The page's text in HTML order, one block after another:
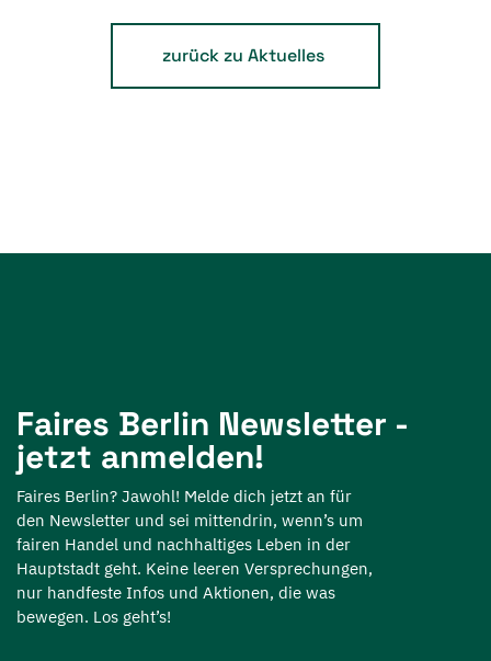
zurück zu Aktuelles
Faires Berlin Newsletter -
jetzt anmelden!
Faires Berlin? Jawohl! Melde dich jetzt an für
den Newsletter und sei mittendrin, wenn’s um
fairen Handel und nachhaltiges Leben in der
Hauptstadt geht. Keine leeren Versprechungen,
nur handfeste Infos und Aktionen, die was
bewegen. Los geht’s!